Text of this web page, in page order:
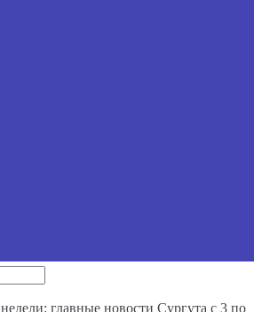
главные новости Сургута с 3 по